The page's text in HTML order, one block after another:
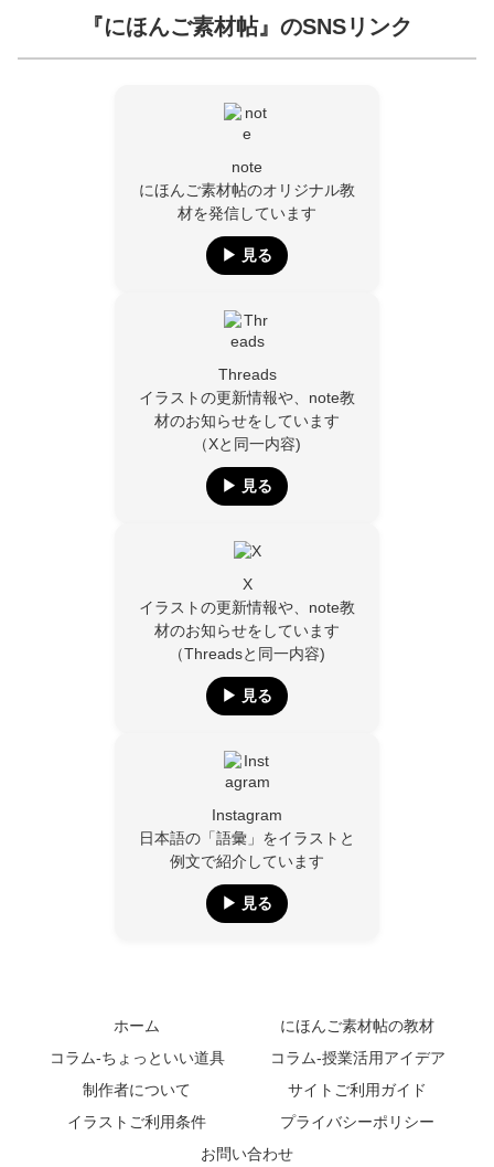
『にほんご素材帖』のSNSリンク
note
にほんご素材帖のオリジナル教
材を発信しています
▶︎ 見る
Threads
イラストの更新情報や、note教
材のお知らせをしています
（Xと同一内容)
▶︎ 見る
X
イラストの更新情報や、note教
材のお知らせをしています
（Threadsと同一内容)
▶︎ 見る
Instagram
日本語の「語彙」をイラストと
例文で紹介しています
▶︎ 見る
ホーム
にほんご素材帖の教材
コラム-ちょっといい道具
コラム-授業活用アイデア
制作者について
サイトご利用ガイド
イラストご利用条件
プライバシーポリシー
お問い合わせ